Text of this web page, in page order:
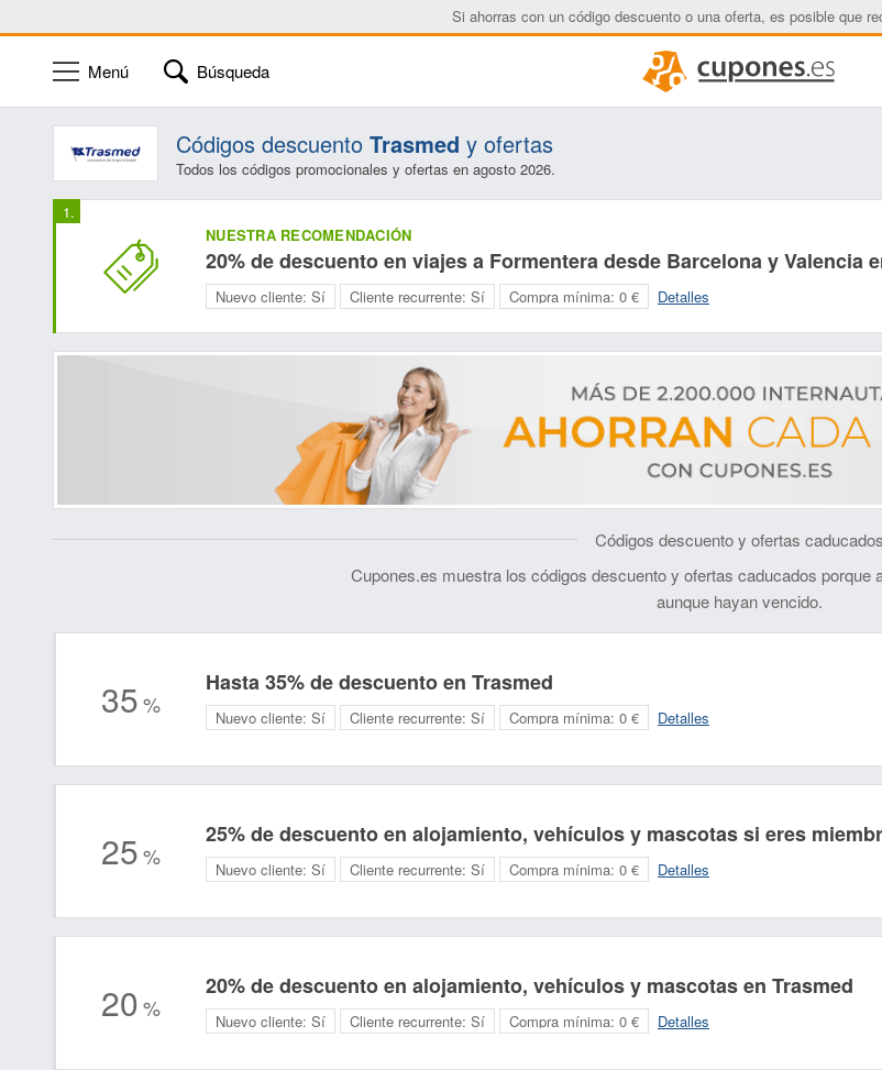
Si ahorras con un código descuento o una oferta, es posible que
Menú Búsqueda
Códigos descuento Trasmed y ofertas
Todos los códigos promocionales y ofertas en agosto 2026.
NUESTRA RECOMENDACIÓN
20% de descuento en viajes a Formentera desde Barcelona y Valencia
Nuevo cliente: Sí Cliente recurrente: Sí Compra mínima: 0 € Detalles
Códigos descuento y ofertas caducados
Cupones.es muestra los códigos descuento y ofertas caducados porque
aunque hayan vencido.
35%
Hasta 35% de descuento en Trasmed
Nuevo cliente: Sí Cliente recurrente: Sí Compra mínima: 0 € Detalles
25%
25% de descuento en alojamiento, vehículos y mascotas si eres
Nuevo cliente: Sí Cliente recurrente: Sí Compra mínima: 0 € Detalles
20%
20% de descuento en alojamiento, vehículos y mascotas en Trasmed
Nuevo cliente: Sí Cliente recurrente: Sí Compra mínima: 0 € Detalles